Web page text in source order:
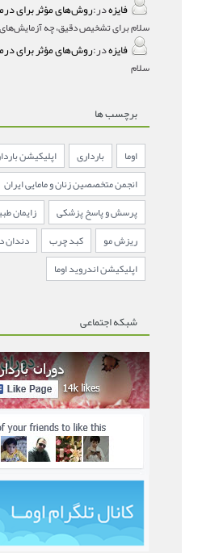
فایزهدر:روش‌های مؤثر برای
فایزهدر:روش‌های مؤثر برای
سلام
برچسب ها
اوما بارداری اپلیکیشن
انجمن متخصصین زنان و مامایی ایران
پرسش و پاسخ پزشکی
زایمان
ریزش مو
کبد چرب
دندان
اپلیکیشن اندروید اوما
شبکه اجتماعی